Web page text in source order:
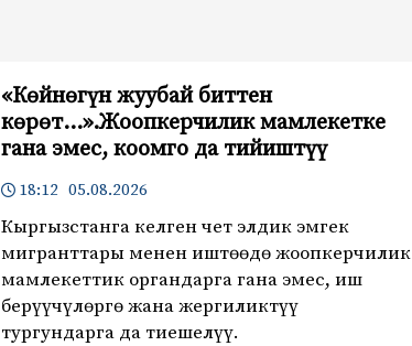
«Көйнөгүн жуубай биттен
көрөт…».Жоопкерчилик мамлекетке
гана эмес, коомго да тийиштүү
18:12 05.08.2026
Кыргызстанга келген чет элдик эмгек
мигранттары менен иштөөдө жоопкерчилик
мамлекеттик органдарга гана эмес, иш
берүүчүлөргө жана жергиликтүү
тургундарга да тиешелүү.